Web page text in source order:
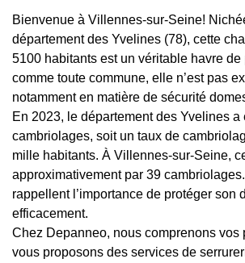
Bienvenue à Villennes-sur-Seine!
département des Yvelines (78), cette
5100 habitants est un véritable havre
comme toute commune, elle n’est pas
notamment en matière de sécurité
En 2023, le département des Yvelines a
cambriolages, soit un taux de
mille habitants. À Villennes-sur-Seine,
approximativement par 39
rappellent l’importance de protéger son
efficacement.
Chez Depanneo, nous comprenons vos
vous proposons des services de